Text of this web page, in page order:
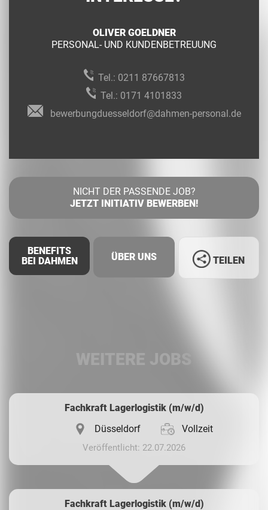
OLIVER GOELDNER
PERSONAL- UND KUNDENBETREUUNG
Tel.: 0211 87667813
Tel.: 0171 4101833
bewerbungduesseldorf@dahmen-personal.de
NICHT DER PASSENDE JOB?
JETZT INITIATIV BEWERBEN!
BENEFITS
BEI DAHMEN
ÜBER UNS TEILEN
Fachkraft Lagerlogistik (m/w/d)
Düsseldorf
Vollzeit
Veröffentlicht: 22.07.2026
Fachkraft Lagerlogistik (m/w/d)